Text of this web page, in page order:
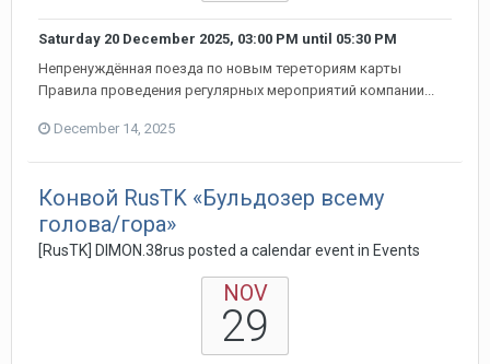
Saturday 20 December 2025, 03:00 PM until 05:30 PM
Непренуждённая поезда по новым тереториям карты
Правила проведения регулярных мероприятий компании...
December 14, 2025
Конвой RusTK «Бульдозер всему
голова/гора»
[RusTK] DIMON.38rus posted a calendar event in Events
NOV
29